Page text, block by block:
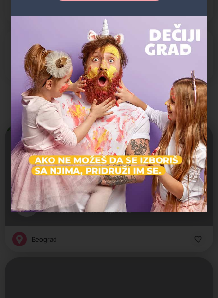
Aktivnosti koje pruža
Igra i zabava
Možda vas zanima i sledeće:
Turističko-ogledno dobro "Mali Dunav"
Izletište, Jezero, Park prirode
Otvoreno 300 din
Beograd